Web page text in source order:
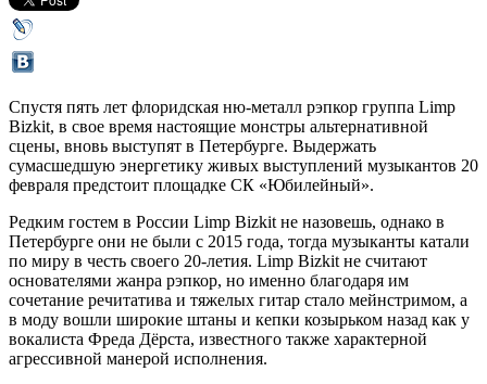
Спустя пять лет флоридская ню-металл рэпкор группа Limp
Bizkit, в свое время настоящие монстры альтернативной
сцены, вновь выступят в Петербурге. Выдержать
сумасшедшую энергетику живых выступлений музыкантов 20
февраля предстоит площадке СК «Юбилейный».
Редким гостем в России Limp Bizkit не назовешь, однако в
Петербурге они не были с 2015 года, тогда музыканты катали
по миру в честь своего 20-летия. Limp Bizkit не считают
основателями жанра рэпкор, но именно благодаря им
сочетание речитатива и тяжелых гитар стало мейнстримом, а
в моду вошли широкие штаны и кепки козырьком назад как у
вокалиста Фреда Дёрста, известного также характерной
агрессивной манерой исполнения.